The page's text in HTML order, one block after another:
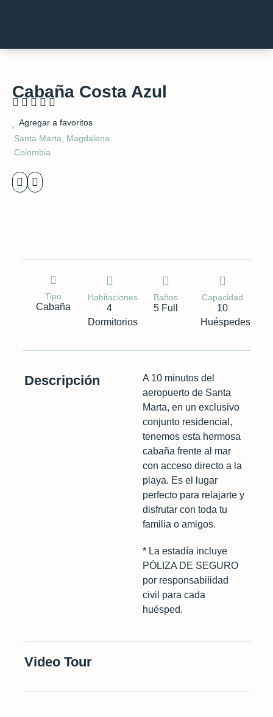
Cabaña Costa Azul
    
of
Agregar a favoritos
Santa Marta, Magdalena.
Colombia
Tipo
Cabaña
Habitaciones
4
Dormitorios
Baños
5 Full
Capacidad
10
Huéspedes
Descripción
A 10 minutos del
aeropuerto de Santa
Marta, en un exclusivo
conjunto residencial,
tenemos esta hermosa
cabaña frente al mar
con acceso directo a la
playa. Es el lugar
perfecto para relajarte y
disfrutar con toda tu
familia o amigos.
* La estadía incluye
PÓLIZA DE SEGURO
por responsabilidad
civil para cada
huésped.
Video Tour